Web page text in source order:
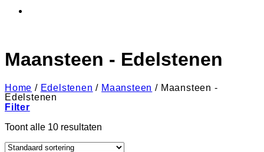
Maansteen - Edelstenen
Home / Edelstenen / Maansteen /Maansteen -
Edelstenen
Filter
Toont alle 10 resultaten